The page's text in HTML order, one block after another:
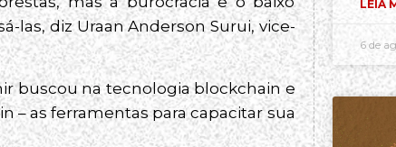
las, diz Uraan Anderson Surui, vice-
buscou na tecnologia blockchain e
– as ferramentas para capacitar sua
LEIA
6 de